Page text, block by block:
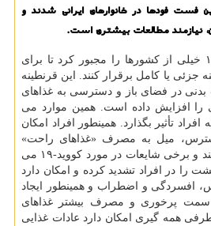
فست فودها در خانوارهای ایرانی شدند و
نیازمند مطالعات بیشتری است.
همه گیری بیماری کووید-۱۹ خیلی از کشورها را مجبور کرد تا برای
جزئی یا کامل برقرار کنند. این قرنطینه
در فضای باز و دسترسی به غذاهای
را افزایش داده است. همین موارد می
افراد تأثیر بگذارد. همینطور افراد امکان
میل به مصرف «غذاهای راحت»
داشته باشند. اخبار ناخوشایند و برخی شایعات در مورد کووید-۱۹ می
را در افراد تشدید کرده و امکان دارد
افسردگی و اضطراب و همینطور ایجاد
پرخوری و مصرف بیشتر غذاهای
همه گیری امکان دارد عادات غذایی